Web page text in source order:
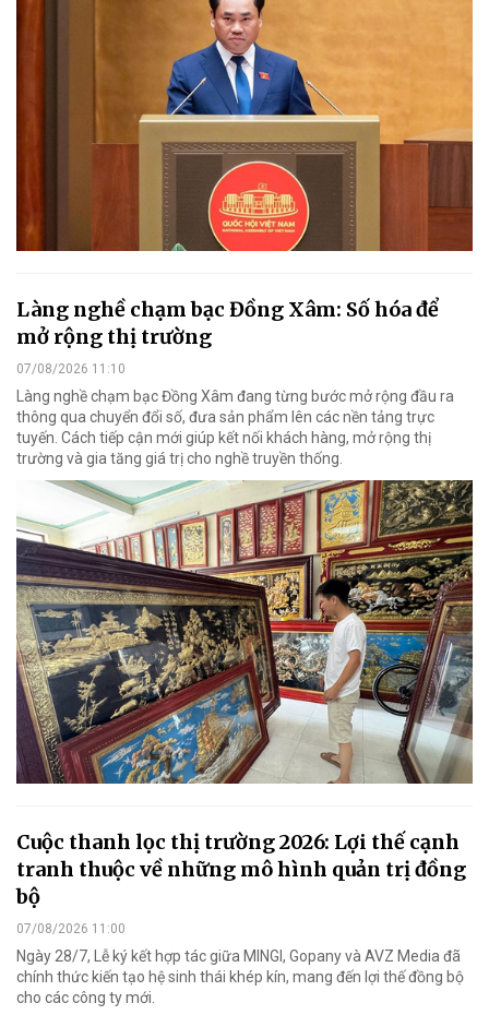
Làng nghề chạm bạc Đồng Xâm: Số hóa để
mở rộng thị trường
07/08/2026 11:10
Làng nghề chạm bạc Đồng Xâm đang từng bước mở rộng đầu ra
thông qua chuyển đổi số, đưa sản phẩm lên các nền tảng trực
tuyến. Cách tiếp cận mới giúp kết nối khách hàng, mở rộng thị
trường và gia tăng giá trị cho nghề truyền thống.
Cuộc thanh lọc thị trường 2026: Lợi thế cạnh
tranh thuộc về những mô hình quản trị đồng
bộ
07/08/2026 11:00
Ngày 28/7, Lễ ký kết hợp tác giữa MINGI, Gopany và AVZ Media đã
chính thức kiến tạo hệ sinh thái khép kín, mang đến lợi thế đồng bộ
cho các công ty mới.